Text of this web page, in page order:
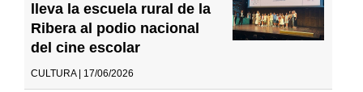
lleva la escuela rural de la
Ribera al podio nacional
del cine escolar
CULTURA | 17/06/2026